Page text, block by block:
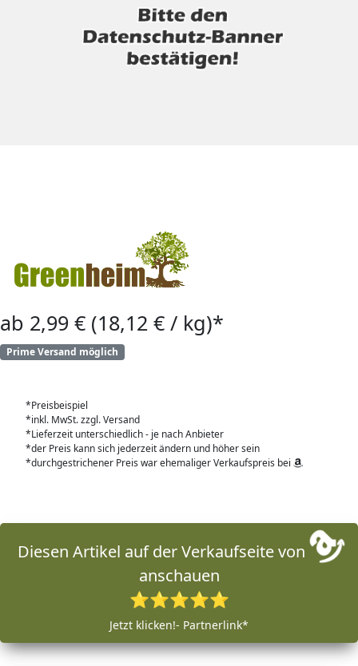
ab 2,99 € (18,12 € / kg)*
Prime Versand möglich
*Preisbeispiel
*inkl. MwSt. zzgl. Versand
*Lieferzeit unterschiedlich - je nach Anbieter
*der Preis kann sich jederzeit ändern und höher sein
*durchgestrichener Preis war ehemaliger Verkaufspreis bei
Diesen Artikel auf der Verkaufseite von
anschauen
⭐⭐⭐⭐⭐
Jetzt klicken!- Partnerlink*